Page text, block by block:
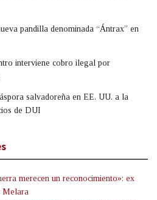
pandilla denominada “Ántrax” en
interviene cobro ilegal por
salvadoreña en EE. UU. a la
de DUI
merecen un reconocimiento»: ex
Melara